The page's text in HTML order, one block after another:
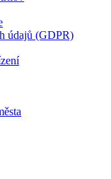
údajů (GDPR)